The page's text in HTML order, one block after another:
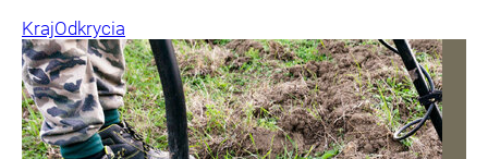
KrajOdkrycia